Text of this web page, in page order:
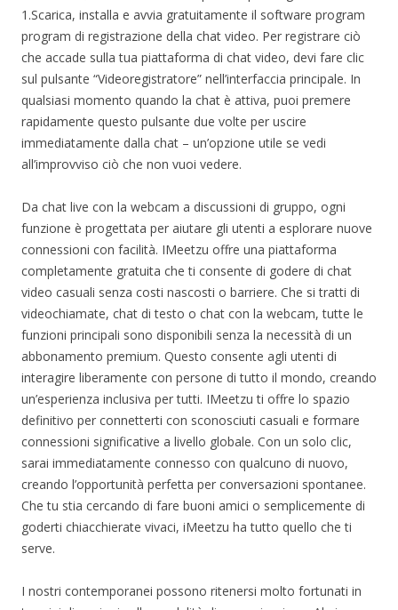
1.Scarica, installa e avvia gratuitamente il software program
program di registrazione della chat video. Per registrare ciò
che accade sulla tua piattaforma di chat video, devi fare clic
sul pulsante “Videoregistratore” nell’interfaccia principale. In
qualsiasi momento quando la chat è attiva, puoi premere
rapidamente questo pulsante due volte per uscire
immediatamente dalla chat – un’opzione utile se vedi
all’improvviso ciò che non vuoi vedere.
Da chat live con la webcam a discussioni di gruppo, ogni
funzione è progettata per aiutare gli utenti a esplorare nuove
connessioni con facilità. IMeetzu offre una piattaforma
completamente gratuita che ti consente di godere di chat
video casuali senza costi nascosti o barriere. Che si tratti di
videochiamate, chat di testo o chat con la webcam, tutte le
funzioni principali sono disponibili senza la necessità di un
abbonamento premium. Questo consente agli utenti di
interagire liberamente con persone di tutto il mondo, creando
un’esperienza inclusiva per tutti. IMeetzu ti offre lo spazio
definitivo per connetterti con sconosciuti casuali e formare
connessioni significative a livello globale. Con un solo clic,
sarai immediatamente connesso con qualcuno di nuovo,
creando l’opportunità perfetta per conversazioni spontanee.
Che tu stia cercando di fare buoni amici o semplicemente di
goderti chiacchierate vivaci, iMeetzu ha tutto quello che ti
serve.
I nostri contemporanei possono ritenersi molto fortunati in